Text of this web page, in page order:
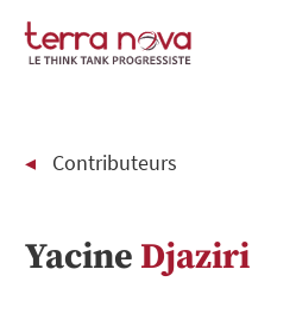
Contributeurs
Yacine Djaziri